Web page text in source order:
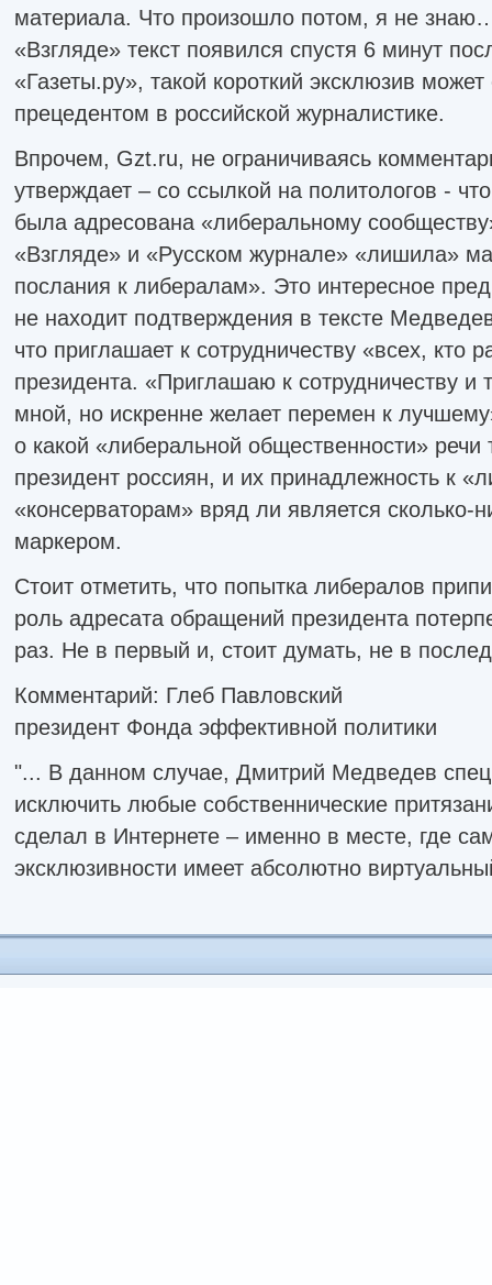
материала. Что произошло потом, я не
«Взгляде» текст появился спустя 6 минут
«Газеты.ру», такой короткий эксклюзив
прецедентом в российской журналистике.
Впрочем, Gzt.ru, не ограничиваясь
утверждает – со ссылкой на политологов -
была адресована «либеральному
«Взгляде» и «Русском журнале» «лишила»
послания к либералам». Это интересное
не находит подтверждения в тексте
что приглашает к сотрудничеству «всех, кто
президента. «Приглашаю к сотрудничеству и
мной, но искренне желает перемен к
о какой «либеральной общественности»
президент россиян, и их принадлежность к
«консерваторам» вряд ли является сколько-
маркером.
Стоит отметить, что попытка либералов
роль адресата обращений президента
раз. Не в первый и, стоит думать, не в
Комментарий: Глеб Павловский
президент Фонда эффективной политики
"... В данном случае, Дмитрий Медведев
исключить любые собственнические
сделал в Интернете – именно в месте, где
эксклюзивности имеет абсолютно